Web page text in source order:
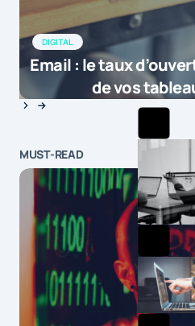
DIGITAL
Email : le taux
de vos
MUST-READ